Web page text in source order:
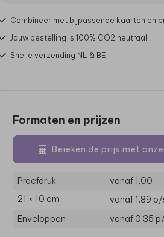
Combineer met bijpassende kaarten en
Jouw bestelling is 100% CO2 neutraal
Snelle verzending NL & BE
Formaten en prijzen
Bereken de prijs met
Proefdruk
vanaf 1,00
21 × 10 cm
vanaf 1,89 p/
Enveloppen
vanaf 0,35